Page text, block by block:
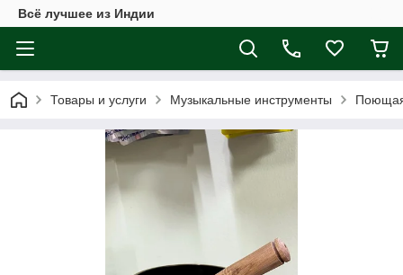
Всё лучшее из Индии
Товары и услуги Музыкальные инструменты